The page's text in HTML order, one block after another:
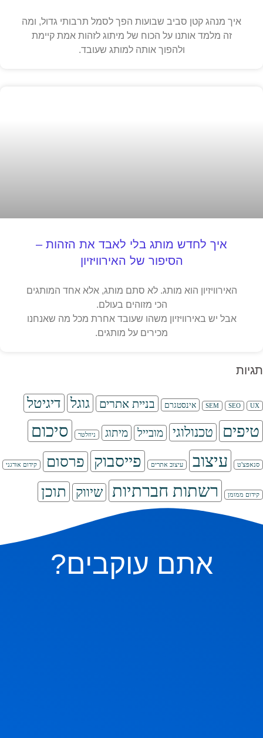
איך מנהג קטן סביב שבועות הפך לסמל תרבותי גדול, ומה
זה מלמד אותנו על הכוח של מיתוג לזהות אמת קיימת
ולהפוך אותה למותג שעובד.
איך לחדש מותג בלי לאבד את הזהות –
הסיפור של האירוויזיון
האירוויזיון הוא מותג. לא סתם מותג, אלא אחד המותגים
הכי מזוהים בעולם.
אבל יש באירוויזיון משהו שעובד אחרת מכל מה שאנחנו
מכירים על מותגים.
תגיות
SEM SEO UX אינסטגרם בניית אתרים גוגל דיגיטל
טיפים טכנולוגי מובייל מיתוג ניוזלטר סיכום
סנאפצ'ט עיצוב עיצוב אתרים פייסבוק פרסום קידום אורגני
קידום ממומן רשתות חברתיות שיווק תוכן
אתם עוקבים?